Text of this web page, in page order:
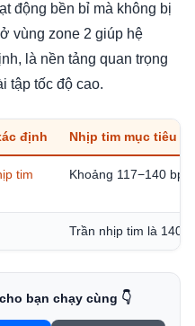
động bền bỉ mà không bị
vùng zone 2 giúp hệ
là nền tảng quan trọng
tập tốc độ cao.
định Nhịp tim mục tiêu
tim
Khoảng 117−140 bpm
Trần nhịp tim là 140
bạn chạy cùng 👇